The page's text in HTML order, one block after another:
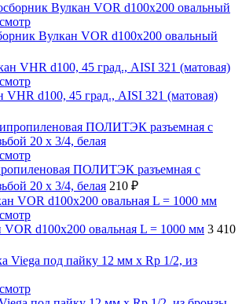
Вулкан VOR d100x200 овальный
VHR d100, 45 град., AISI 321 (матовая)
ПОЛИТЭК разъемная с
20 x 3/4, белая 210 ₽
VOR d100x200 овальная L = 1000 мм 3 410